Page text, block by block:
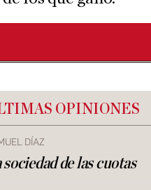
OPINIONES
DÍAZ
sociedad de las cuotas